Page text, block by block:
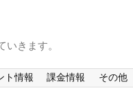
きます。
ト情報 課金情報 その他